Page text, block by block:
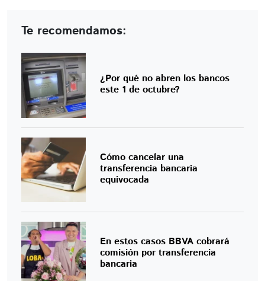
Te recomendamos:
¿Por qué no abren los bancos
este 1 de octubre?
Cómo cancelar una
transferencia bancaria
equivocada
En estos casos BBVA cobrará
comisión por transferencia
bancaria